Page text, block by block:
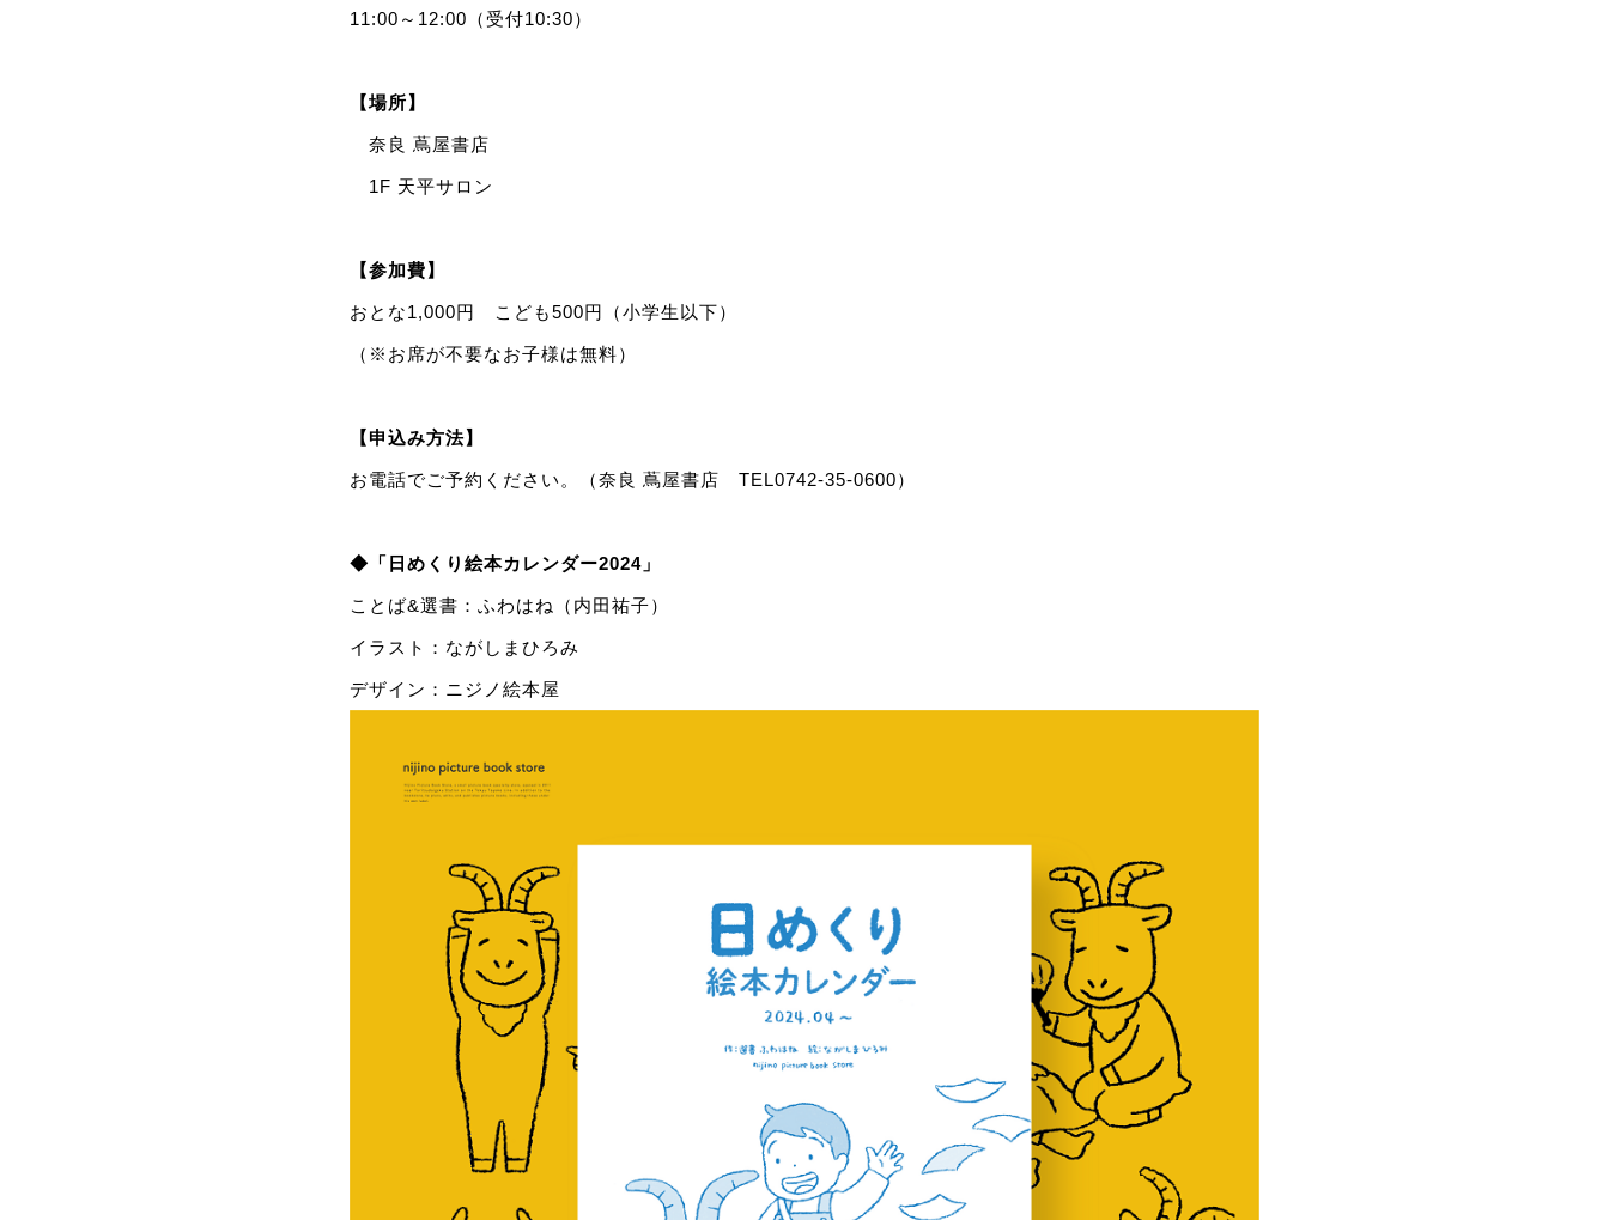
11:00～12:00（受付10:30）
【場所】
奈良 蔦屋書店
1F 天平サロン
【参加費】
おとな1,000円 こども500円（小学生以下）
（※お席が不要なお子様は無料）
【申込み方法】
お電話でご予約ください。（奈良 蔦屋書店 TEL0742-35-0600）
◆「日めくり絵本カレンダー2024」
ことば&選書：ふわはね（内田祐子）
イラスト：ながしまひろみ
デザイン：ニジノ絵本屋